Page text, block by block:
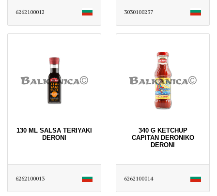
6262100012 3030100237
130 ML SALSA TERIYAKI
DERONI
6262100013
340 G KETCHUP
CAPITAN DERONIKO
DERONI
6262100014